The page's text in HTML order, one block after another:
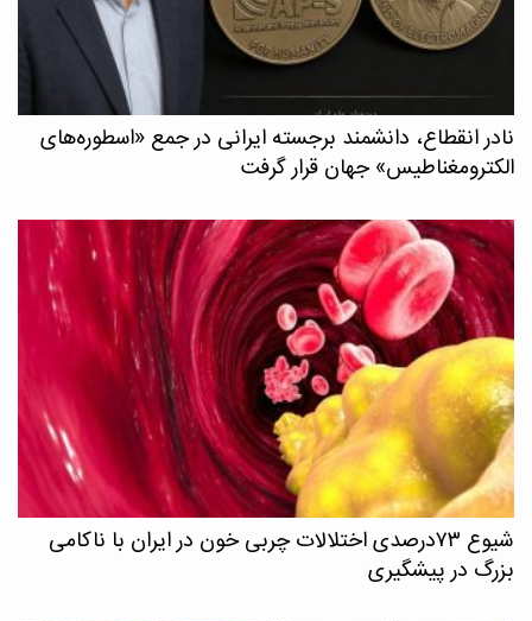
نادر انقطاع، دانشمند برجسته ایرانی در جمع «اسطوره‌های
الکترومغناطیس» جهان قرار گرفت
شیوع ۷۳درصدی اختلالات چربی خون در ایران با ناکامی
بزرگ در پیشگیری